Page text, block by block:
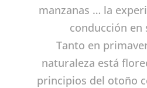
manzanas … la
conducción en
Tanto en
naturaleza está
principios del otoño